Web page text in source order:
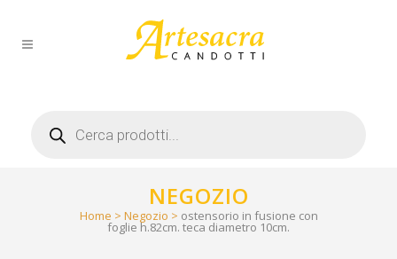
search
NEGOZIO
Home > Negozio > ostensorio in fusione con
foglie h.82cm. teca diametro 10cm.